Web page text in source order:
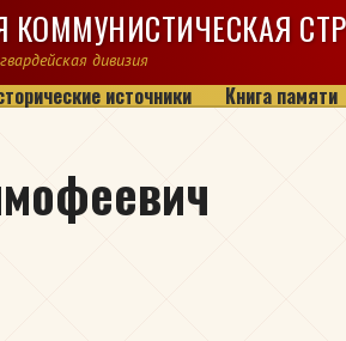
КОММУНИСТИЧЕСКАЯ
дивизия
источники Книга памяти